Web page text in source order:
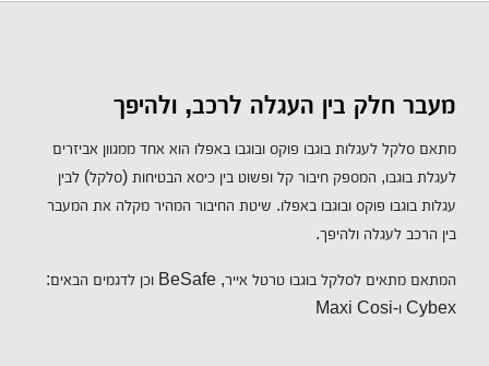
מעבר חלק בין העגלה לרכב, ולהיפך
מתאם סלקל לעגלות בוגבו פוקס ובוגבו באפלו הוא אחד ממגוון אביזרים
לעגלת בוגבו, המספק חיבור קל ופשוט בין כיסא הבטיחות (סלקל) לבין
עגלות בוגבו פוקס ובוגבו באפלו. שיטת החיבור המהיר מקלה את המעבר
בין הרכב לעגלה ולהיפך.
המתאם מתאים לסלקל בוגבו טרטל אייר, BeSafe וכן לדגמים הבאים:
Cybex ו-Maxi Cosi